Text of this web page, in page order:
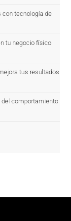
tecnología de
tu negocio físico
tus resultados
del comportamiento